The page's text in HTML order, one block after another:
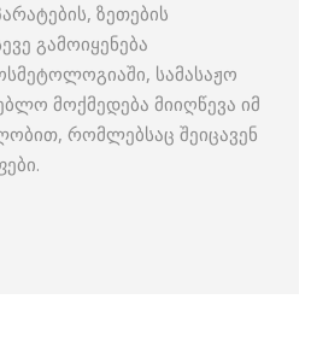
ზეთების
გამოიყენება
სამასაჟო
მოქმედება მიიღწევა იმ
რომლებსაც შეიცავენ